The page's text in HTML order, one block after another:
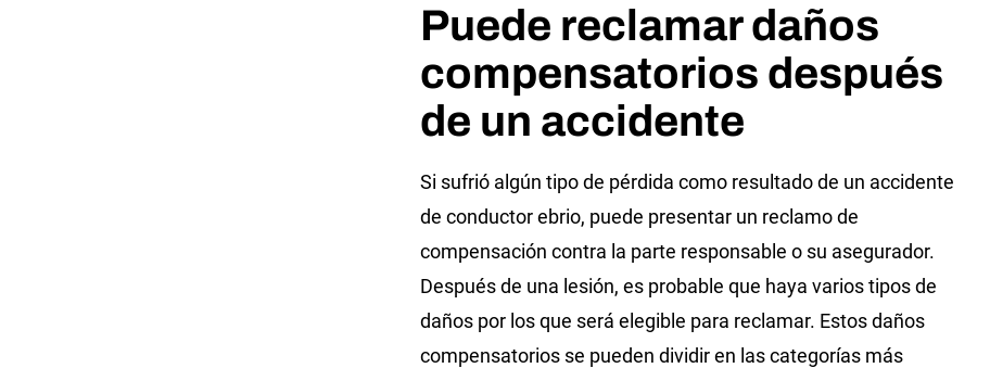
Puede reclamar daños
compensatorios después
de un accidente
Si sufrió algún tipo de pérdida como resultado de un accidente
de conductor ebrio, puede presentar un reclamo de
compensación contra la parte responsable o su asegurador.
Después de una lesión, es probable que haya varios tipos de
daños por los que será elegible para reclamar. Estos daños
compensatorios se pueden dividir en las categorías más